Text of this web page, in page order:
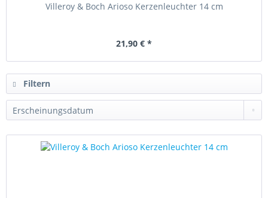
Villeroy & Boch Arioso Kerzenleuchter 14 cm
21,90 € *
Filtern